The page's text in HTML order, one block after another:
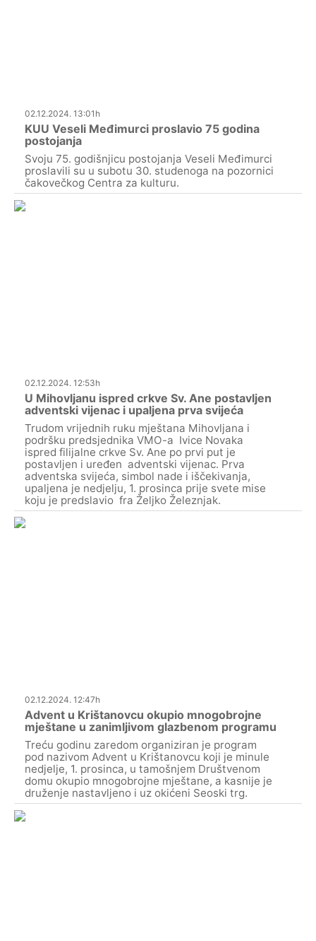
02.12.2024. 13:01h
KUU Veseli Međimurci proslavio 75 godina
postojanja
Svoju 75. godišnjicu postojanja Veseli Međimurci
proslavili su u subotu 30. studenoga na pozornici
čakovečkog Centra za kulturu.
02.12.2024. 12:53h
U Mihovljanu ispred crkve Sv. Ane postavljen
adventski vijenac i upaljena prva svijeća
Trudom vrijednih ruku mještana Mihovljana i
podršku predsjednika VMO-a Ivice Novaka
ispred filijalne crkve Sv. Ane po prvi put je
postavljen i uređen adventski vijenac. Prva
adventska svijeća, simbol nade i iščekivanja,
upaljena je nedjelju, 1. prosinca prije svete mise
koju je predslavio fra Željko Železnjak.
02.12.2024. 12:47h
Advent u Krištanovcu okupio mnogobrojne
mještane u zanimljivom glazbenom programu
Treću godinu zaredom organiziran je program
pod nazivom Advent u Krištanovcu koji je minule
nedjelje, 1. prosinca, u tamošnjem Društvenom
domu okupio mnogobrojne mještane, a kasnije je
druženje nastavljeno i uz okićeni Seoski trg.